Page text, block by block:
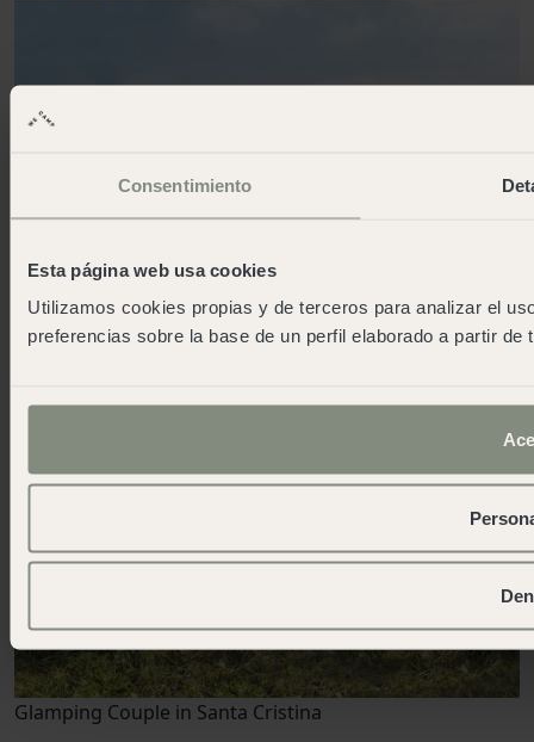
Consentimiento
Esta página web usa cookies
Utilizamos cookies propias y de terceros para analizar el
preferencias sobre la base de un perfil elaborado a partir
Glamping Couple in Santa Cristina